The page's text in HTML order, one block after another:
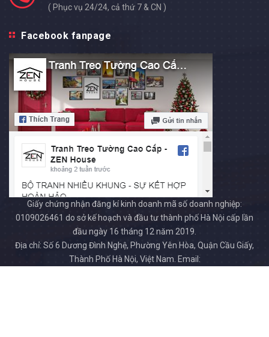
( Phục vụ 24/24, cả thứ 7 & CN )
Facebook fanpage
Giấy chứng nhận đăng kí kinh doanh mã số doanh nghiệp:
0109026461 do sở kế hoạch và đầu tư thành phố Hà Nội cấp lần
đầu ngày 16 tháng 12 năm 2019.
Địa chỉ: Số 6 Dương Đình Nghệ, Phường Yên Hòa, Quận Cầu Giấy,
Thành Phố Hà Nội, Việt Nam. Email: